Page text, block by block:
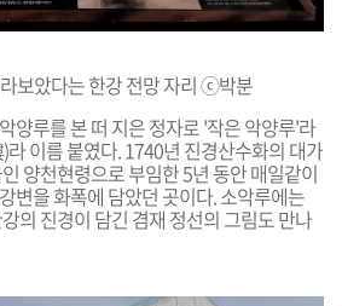
보았다는 한강 전망 자리 ⓒ박분
양루를 본 떠 지은 정자로 '작은 악양루'라
이름 붙였다. 1740년 진경산수화의 대가
양천현령으로 부임한 5년 동안 매일같이
변을 화폭에 담았던 곳이다. 소악루에는
의 진경이 담긴 겸재 정선의 그림도 만나